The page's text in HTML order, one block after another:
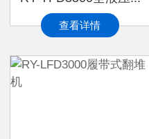
查看详情